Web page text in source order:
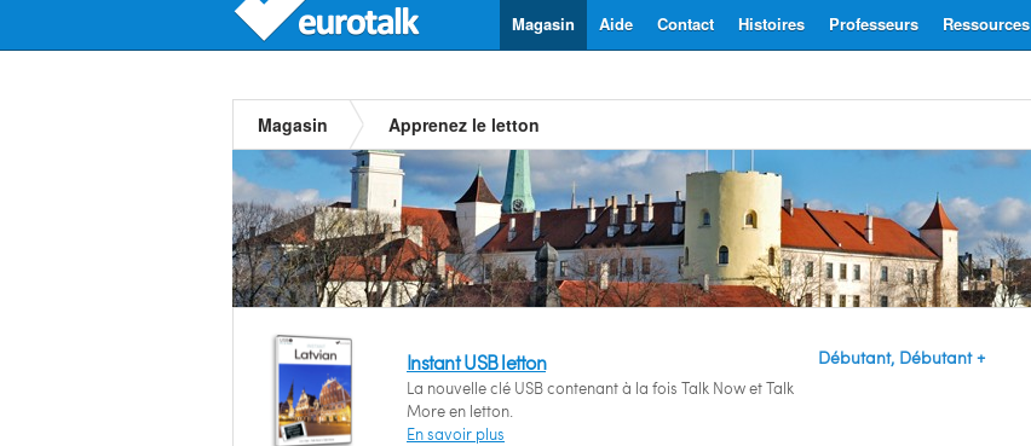
Ressources
Professeurs
Histoires
Contact
Aide
Magasin
Magasin Apprenez le letton
Instant USB letton
La nouvelle clé USB contenant à la fois Talk Now et Talk
More en letton.
En savoir plus
Débutant, Débutant +